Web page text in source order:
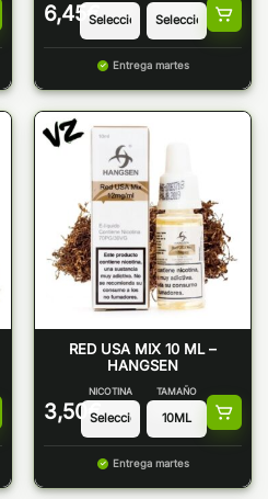
6,45 €
Entrega martes
RED USA MIX 10 ML –
HANGSEN
3,50 €
NICOTINA TAMAÑO
Entrega martes